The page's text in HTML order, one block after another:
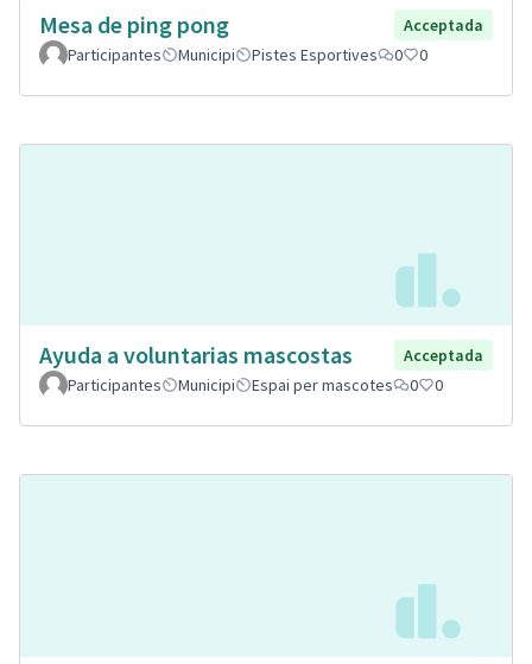
Mesa de ping pong
Acceptada
Participantes
Municipi Pistes Esportives 0 0
Ayuda a voluntarias mascostas
Acceptada
Participantes
Municipi Espai per mascotes 0 0